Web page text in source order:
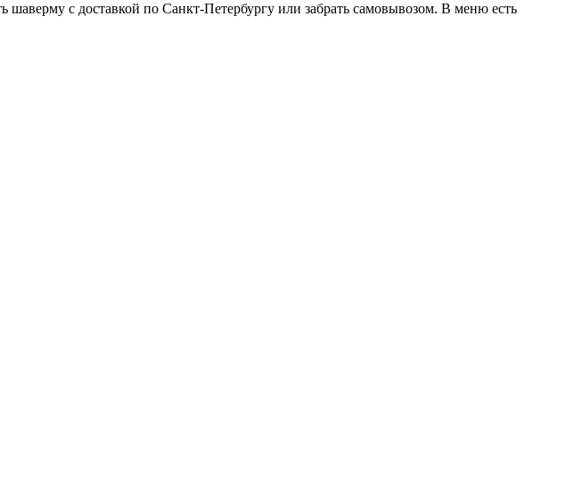
с доставкой по Санкт-Петербургу или забрать самовывозом. В меню есть